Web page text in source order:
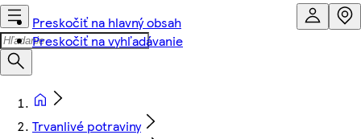
Preskočiť na hlavný obsah
Preskočiť na vyhľadávanie
Trvanlivé potraviny